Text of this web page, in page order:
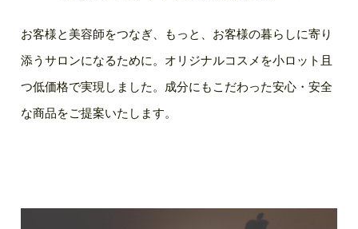
お客様と美容師をつなぎ、もっと、お客様の暮らしに寄り
添うサロンになるために。オリジナルコスメを小ロット且
つ低価格で実現しました。成分にもこだわった安心・安全
な商品をご提案いたします。